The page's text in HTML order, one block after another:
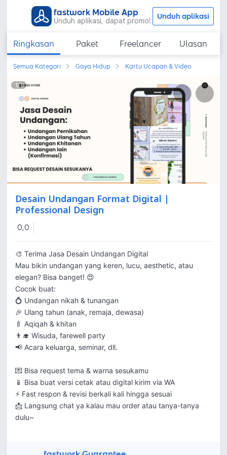
fastwork Mobile App
Unduh aplikasi, dapat promo! Unduh aplikasi
Ringkasan Paket Freelancer Ulasan
Semua Kategori Gaya Hidup Kartu Ucapan & Video
1/1
Desain Undangan Format Digital |
Professional Design
0,0
🎨 Terima Jasa Desain Undangan Digital
Mau bikin undangan yang keren, lucu, aesthetic, atau
elegan? Bisa banget! 😍
Cocok buat:
💍 Undangan nikah & tunangan
🎉 Ulang tahun (anak, remaja, dewasa)
🍼 Aqiqah & khitan
👨‍🎓 Wisuda, farewell party
📢 Acara keluarga, seminar, dll.
💌 Bisa request tema & warna sesukamu
📱 Bisa buat versi cetak atau digital kirim via WA
⚡ Fast respon & revisi berkali kali hingga sesuai
📩 Langsung chat ya kalau mau order atau tanya-tanya